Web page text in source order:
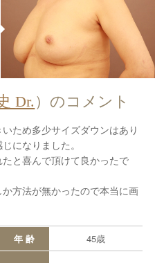
Dr. ）のコメント
ため多少サイズダウンはあり
になりました。
と喜んで頂けて良かったで
方法が無かったので本当に画
年 齢 45歳